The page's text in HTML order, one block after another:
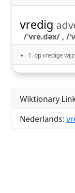
vredig
/ˈvre.dəx/ , /
1. op vredige
Wiktionary
Nederlands: